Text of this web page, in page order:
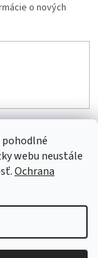
pohodlné
webu neustále
Ochrana
o nových
Upraviť